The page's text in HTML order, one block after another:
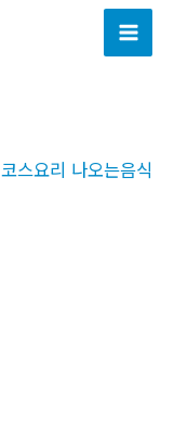
Main
코스요리 나오는음식